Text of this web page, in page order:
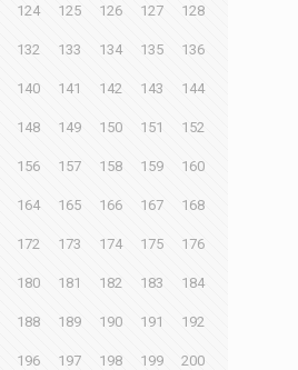
124 125 126 127 128
132 133 134 135 136
140 141 142 143 144
148 149 150 151 152
156 157 158 159 160
164 165 166 167 168
172 173 174 175 176
180 181 182 183 184
188 189 190 191 192
196 197 198 199 200